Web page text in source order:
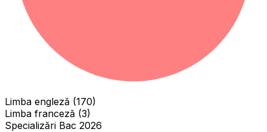
Limba engleză (170)
Limba franceză (3)
Specializări Bac 2026